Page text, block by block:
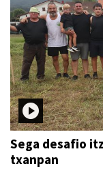
Sega desafio
txanpan